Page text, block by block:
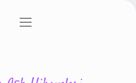
Gizlilik Politikası
menüyü